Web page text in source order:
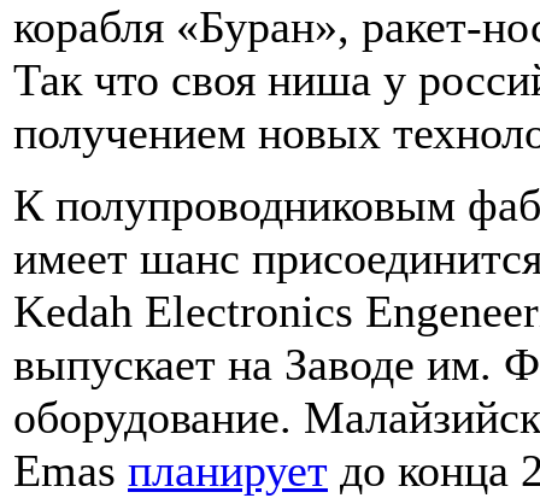
корабля «Буран», ракет-
Так что своя ниша у
получением новых
К полупроводниковым
имеет шанс
Kedah Electronics
выпускает на Заводе им.
оборудование.
Emas планирует до конца